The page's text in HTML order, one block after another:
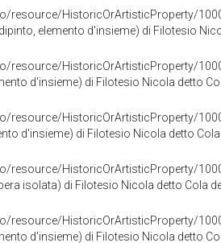
resource/HistoricOrArtisticProperty/
elemento d'insieme) di Filotesio
resource/HistoricOrArtisticProperty/
d'insieme) di Filotesio Nicola detto
resource/HistoricOrArtisticProperty/
d'insieme) di Filotesio Nicola detto
resource/HistoricOrArtisticProperty/
isolata) di Filotesio Nicola detto Cola
resource/HistoricOrArtisticProperty/
d'insieme) di Filotesio Nicola detto